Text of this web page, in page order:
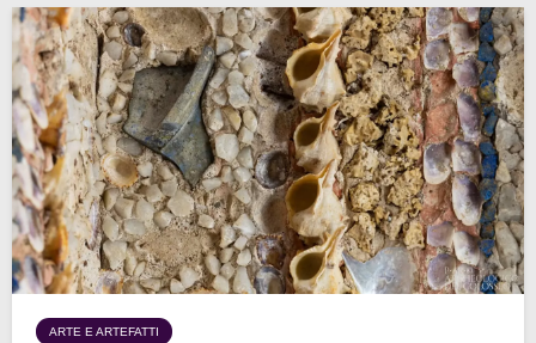
ARTE E ARTEFATTI